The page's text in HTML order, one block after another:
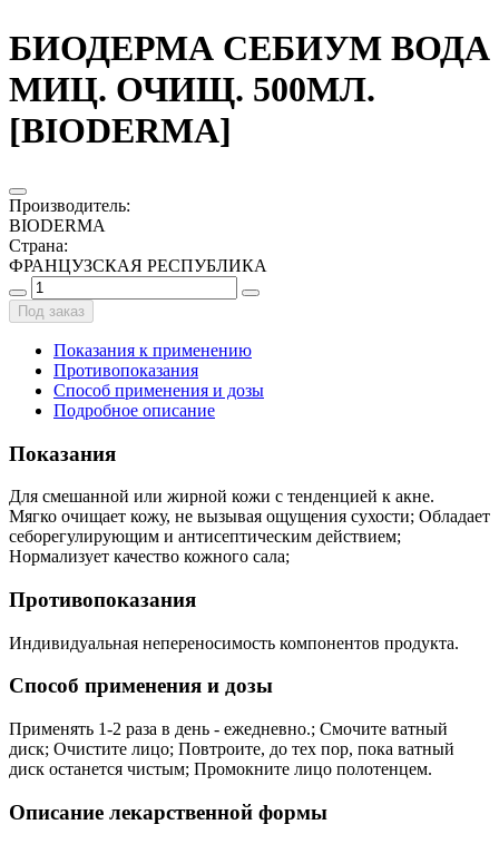
БИОДЕРМА СЕБИУМ ВОДА
МИЦ. ОЧИЩ. 500МЛ.
[BIODERMA]
Производитель:
BIODERMA
Страна:
ФРАНЦУЗСКАЯ РЕСПУБЛИКА
Под заказ
Показания к применению
Противопоказания
Способ применения и дозы
Подробное описание
Показания
Для смешанной или жирной кожи с тенденцией к акне.
Мягко очищает кожу, не вызывая ощущения сухости; Обладает
себорегулирующим и антисептическим действием;
Нормализует качество кожного сала;
Противопоказания
Индивидуальная непереносимость компонентов продукта.
Способ применения и дозы
Применять 1-2 раза в день - ежедневно.; Смочите ватный
диск; Очистите лицо; Повтроите, до тех пор, пока ватный
диск останется чистым; Промокните лицо полотенцем.
Описание лекарственной формы